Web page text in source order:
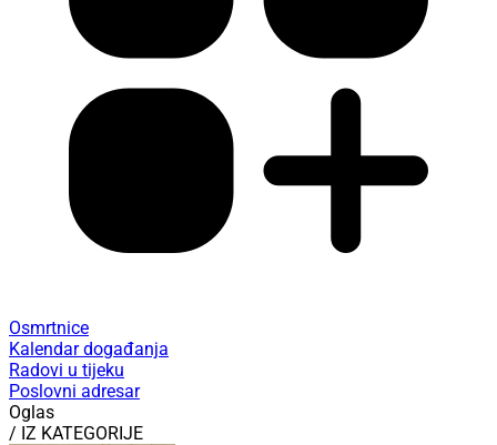
Osmrtnice
Kalendar događanja
Radovi u tijeku
Poslovni adresar
Oglas
/ IZ KATEGORIJE